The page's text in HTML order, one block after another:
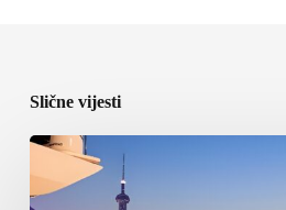
Slične vijesti
ICOMIA
predstavila
program